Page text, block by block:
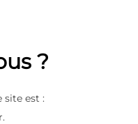
?
site est :